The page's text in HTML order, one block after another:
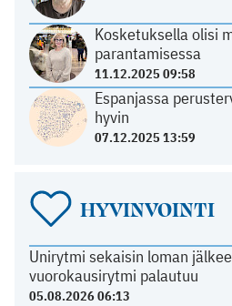
Kosketuksella olisi
parantamisessa
11.12.2025 09:58
Espanjassa
hyvin
07.12.2025 13:59
HYVINVOINTI
Unirytmi sekaisin loman
vuorokausirytmi palautuu
05.08.2026 06:13